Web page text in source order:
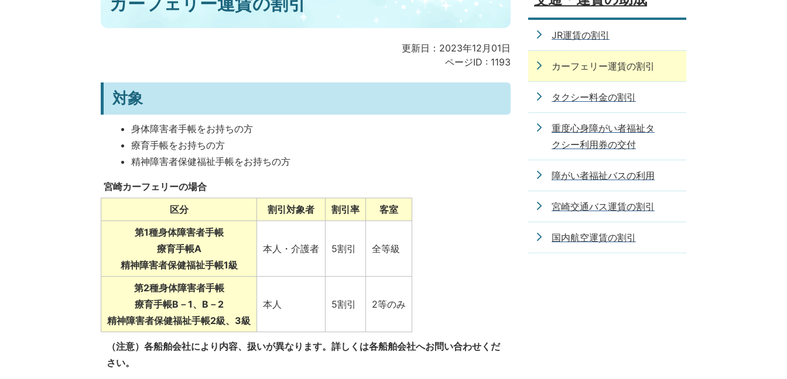
更新日：2023年12月01日
ページID : 1193
対象
身体障害者手帳をお持ちの方
療育手帳をお持ちの方
精神障害者保健福祉手帳をお持ちの方
宮崎カーフェリーの場合
区分
割引対象者 割引率
客室
第1種身体障害者手帳
療育手帳A
精神障害者保健福祉手帳1級
本人・介護者 5割引 全等級
第2種身体障害者手帳
療育手帳B－1、B－2
精神障害者保健福祉手帳2級、3級
本人 5割引 2等のみ
（注意）各船舶会社により内容、扱いが異なります。詳しくは各船舶会社へお問い合わせくだ
さい。
JR運賃の割引
カーフェリー運賃の割引
タクシー料金の割引
重度心身障がい者福祉タ
クシー利用券の交付
障がい者福祉バスの利用
宮崎交通バス運賃の割引
国内航空運賃の割引